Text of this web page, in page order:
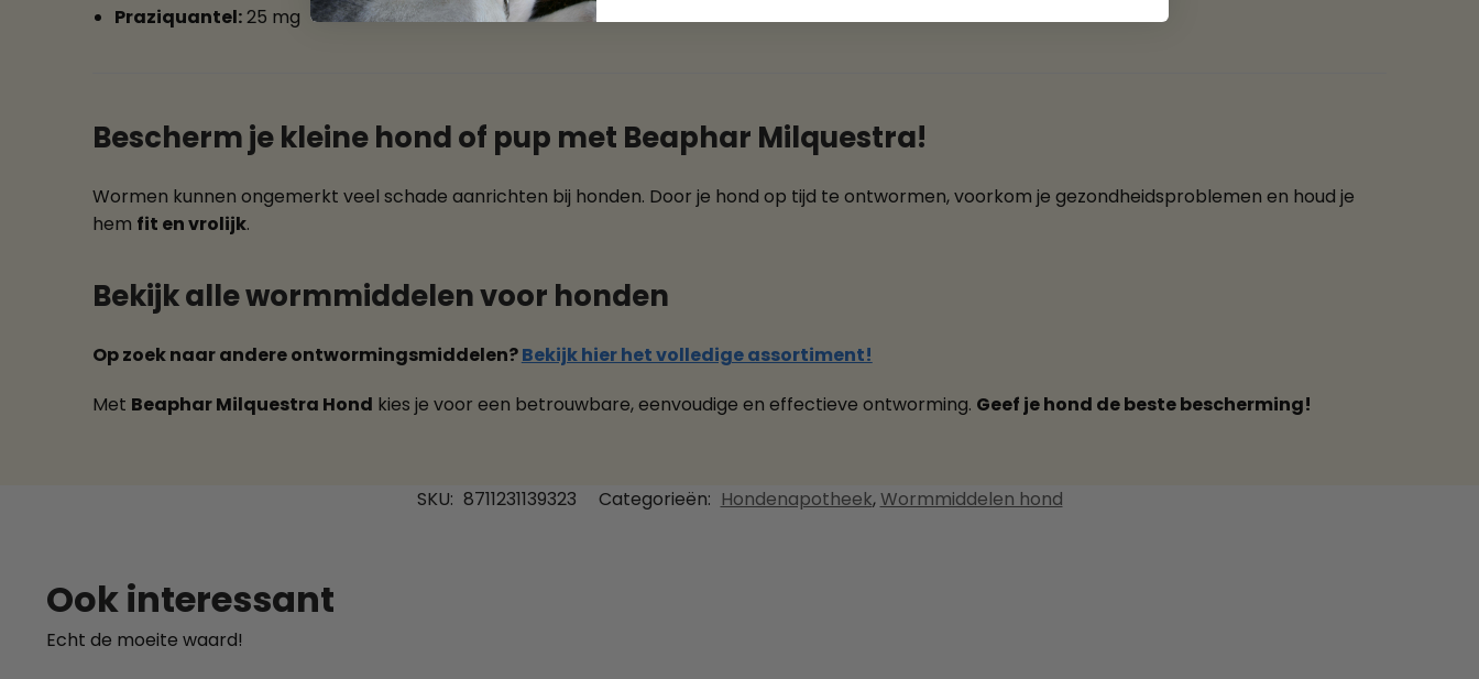
Praziquantel:25 mg
Bescherm je kleine hond of pup met Beaphar Milquestra!
Wormen kunnen ongemerkt veel schade aanrichten bij honden. Door je hond op tijd te ontwormen, voorkom je gezondheidsproblemen en houd je
hem fit en vrolijk.
Bekijk alle wormmiddelen voor honden
Op zoek naar andere ontwormingsmiddelen?Bekijk hier het volledige assortiment!
Met Beaphar Milquestra Hond kies je voor een betrouwbare, eenvoudige en effectieve ontworming. Geef je hond de beste bescherming!
SKU: 8711231139323 Categorieën: Hondenapotheek,Wormmiddelen hond
Ook interessant
Echt de moeite waard!